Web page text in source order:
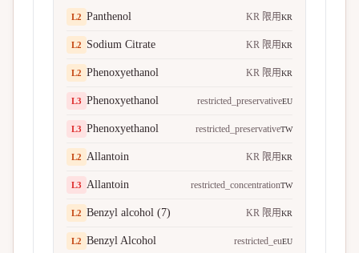
L2 Panthenol KR 限用KR
L2 Sodium Citrate KR 限用KR
L2 Phenoxyethanol KR 限用KR
L3 Phenoxyethanol restricted_preservativeEU
L3 Phenoxyethanol restricted_preservativeTW
L2 Allantoin KR 限用KR
L3 Allantoin restricted_concentrationTW
L2 Benzyl alcohol (7) KR 限用KR
L2 Benzyl Alcohol restricted_euEU